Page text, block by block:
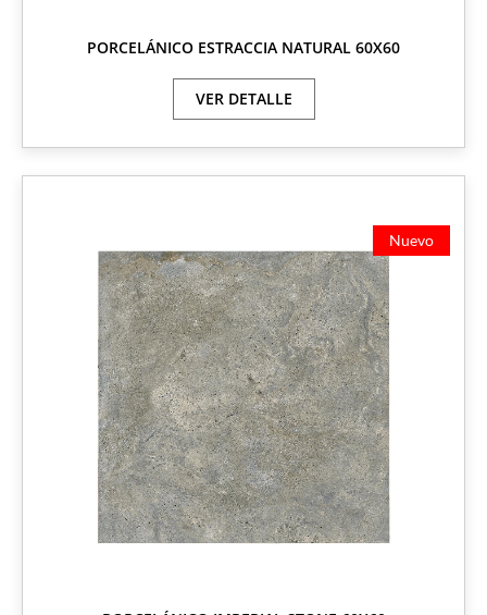
PORCELÁNICO ESTRACCIA NATURAL 60X60
VER DETALLE
Nuevo